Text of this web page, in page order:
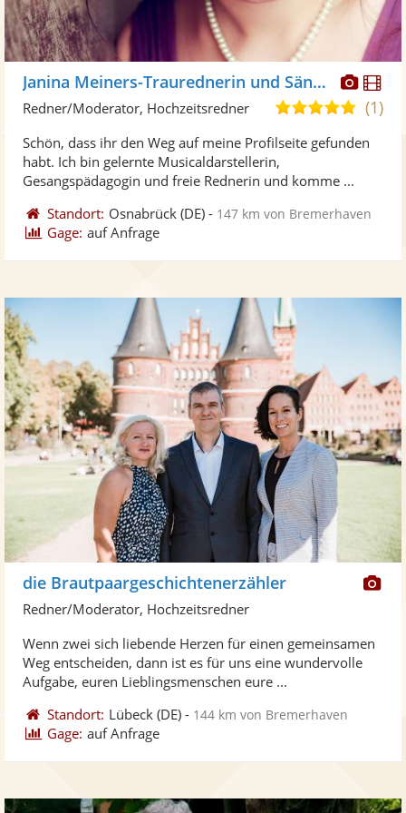
Fotos
Janina Meiners-Traurednerin und Sängerin
5,0
5
(1)
Redner/Moderator, Hochzeitsredner
Schön, dass ihr den Weg auf meine Profilseite gefunden
habt. Ich bin gelernte Musicaldarstellerin,
Gesangspädagogin und freie Rednerin und komme ...
Standort: Osnabrück (DE) - 147 km von Bremerhaven
Gage: auf Anfrage
die Brautpaargeschichtenerzähler
Redner/Moderator, Hochzeitsredner
Wenn zwei sich liebende Herzen für einen gemeinsamen
Weg entscheiden, dann ist es für uns eine wundervolle
Aufgabe, euren Lieblingsmenschen eure ...
Standort: Lübeck (DE) - 144 km von Bremerhaven
Gage: auf Anfrage